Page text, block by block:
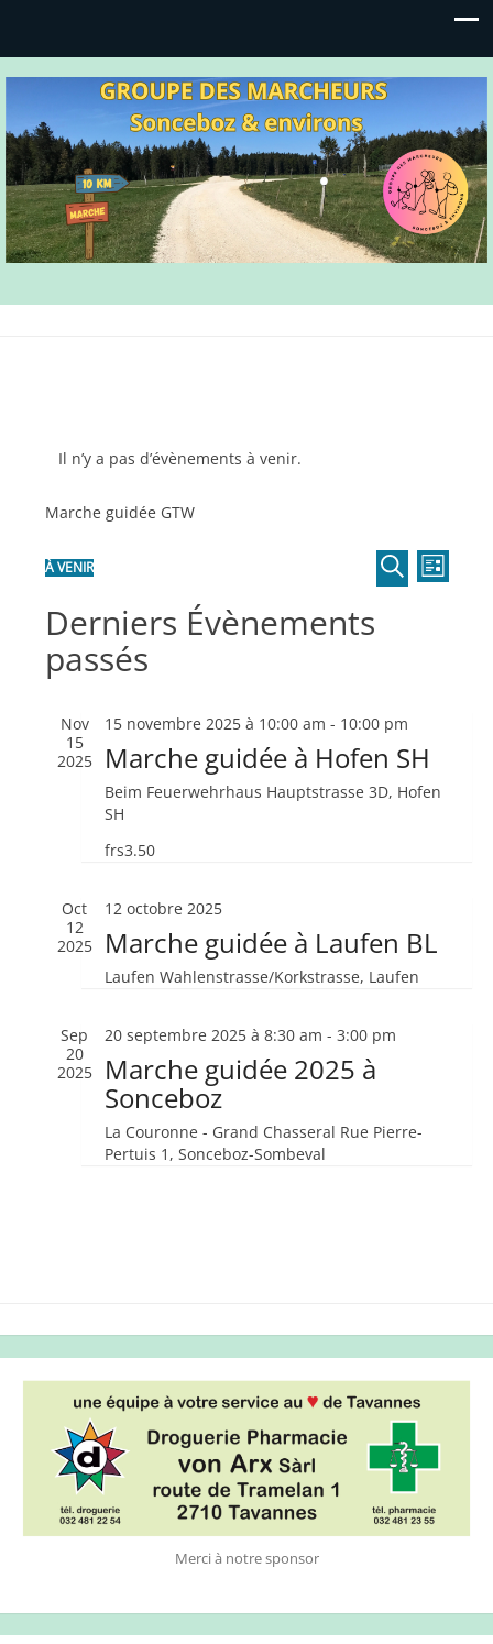
Il n’y a pas d’évènements à venir.
Marche guidée GTW
vues
RECHERCHE
de
LISTE
À VENIR
une
date.
Derniers Évènements
passés
Nov
15
2025
15 novembre 2025 à 10:00 am - 10:00 pm
Marche guidée à Hofen SH
Beim Feuerwehrhaus Hauptstrasse 3D, Hofen
SH
frs3.50
Oct
12
2025
12 octobre 2025
Marche guidée à Laufen BL
Laufen Wahlenstrasse/Korkstrasse, Laufen
Sep
20
2025
20 septembre 2025 à 8:30 am - 3:00 pm
Marche guidée 2025 à
Sonceboz
La Couronne - Grand Chasseral Rue Pierre-
Pertuis 1, Sonceboz-Sombeval
Merci à notre sponsor